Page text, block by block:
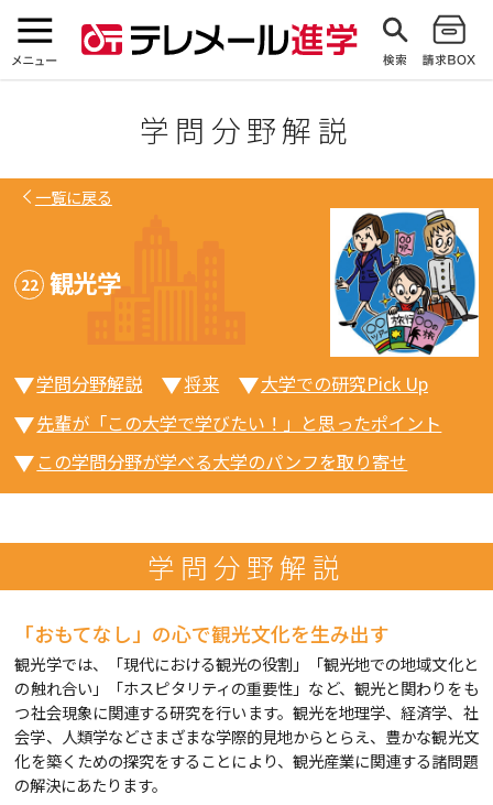
学問分野解説
一覧に戻る
22 観光学
学問分野解説 将来
大学での研究Pick Up
先輩が「この大学で学びたい！」と思ったポイント
この学問分野が学べる大学のパンフを取り寄せ
学問分野解説
「おもてなし」の心で観光文化を生み出す
観光学では、「現代における観光の役割」「観光地での地域文化と
の触れ合い」「ホスピタリティの重要性」など、観光と関わりをも
つ社会現象に関連する研究を行います。観光を地理学、経済学、社
会学、人類学などさまざまな学際的見地からとらえ、豊かな観光文
化を築くための探究をすることにより、観光産業に関連する諸問題
の解決にあたります。